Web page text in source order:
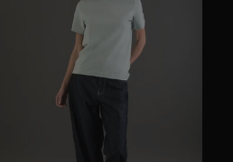
Preis - hoch zu niedrig
Bestseller
Most Popular